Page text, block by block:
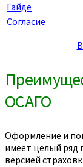
Гайде
Согласие
ОСАГО
Оформление и
имеет целый ряд
версией